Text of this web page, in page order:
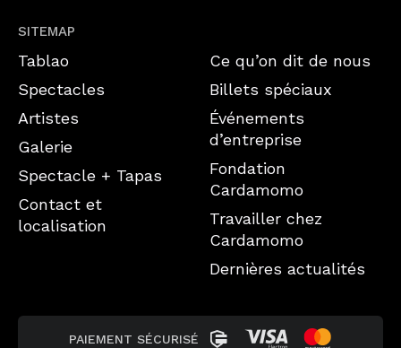
SITEMAP
Tablao
Spectacles
Artistes
Galerie
Spectacle + Tapas
Contact et
localisation
Ce qu’on dit de nous
Billets spéciaux
Événements
d’entreprise
Fondation
Cardamomo
Travailler chez
Cardamomo
Dernières actualités
PAIEMENT SÉCURISÉ